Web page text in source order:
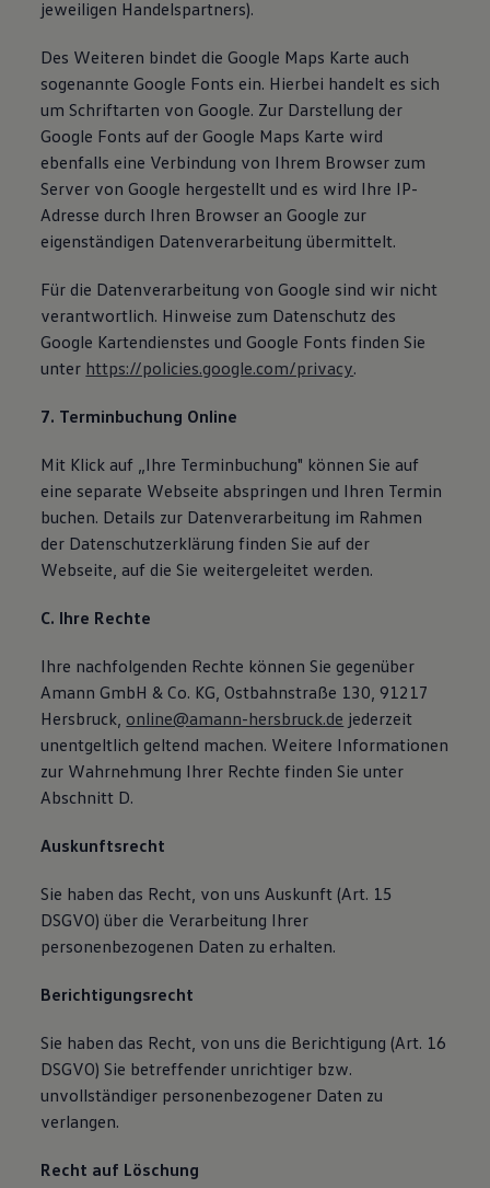
jeweiligen Handelspartners).
Des Weiteren bindet die Google Maps Karte auch
sogenannte Google Fonts ein. Hierbei handelt es sich
um Schriftarten von Google. Zur Darstellung der
Google Fonts auf der Google Maps Karte wird
ebenfalls eine Verbindung von Ihrem Browser zum
Server von Google hergestellt und es wird Ihre IP-
Adresse durch Ihren Browser an Google zur
eigenständigen Datenverarbeitung übermittelt.
Für die Datenverarbeitung von Google sind wir nicht
verantwortlich. Hinweise zum Datenschutz des
Google Kartendienstes und Google Fonts finden Sie
unter https://policies.google.com/privacy.
7. Terminbuchung Online
Mit Klick auf „Ihre Terminbuchung" können Sie auf
eine separate Webseite abspringen und Ihren Termin
buchen. Details zur Datenverarbeitung im Rahmen
der Datenschutzerklärung finden Sie auf der
Webseite, auf die Sie weitergeleitet werden.
C. Ihre Rechte
Ihre nachfolgenden Rechte können Sie gegenüber
Amann GmbH & Co. KG, Ostbahnstraße 130, 91217
Hersbruck, online@amann-hersbruck.de jederzeit
unentgeltlich geltend machen. Weitere Informationen
zur Wahrnehmung Ihrer Rechte finden Sie unter
Abschnitt D.
Auskunftsrecht
Sie haben das Recht, von uns Auskunft (Art. 15
DSGVO) über die Verarbeitung Ihrer
personenbezogenen Daten zu erhalten.
Berichtigungsrecht
Sie haben das Recht, von uns die Berichtigung (Art. 16
DSGVO) Sie betreffender unrichtiger bzw.
unvollständiger personenbezogener Daten zu
verlangen.
Recht auf Löschung